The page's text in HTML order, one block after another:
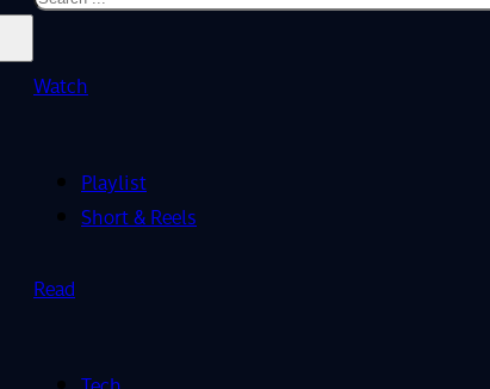
Watch
Playlist
Short & Reels
Read